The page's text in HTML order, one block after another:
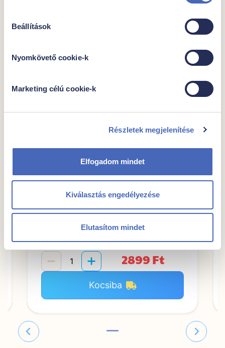
Beállítások
Nyomkövető cookie-k
Marketing célú cookie-k
Részletek megjelenítése
Elfogadom mindet
Kiválasztás engedélyezése
Elutasítom mindet
Rántott sertés karaj
3865,- Ft/kg
750g
2899 Ft
Kocsiba